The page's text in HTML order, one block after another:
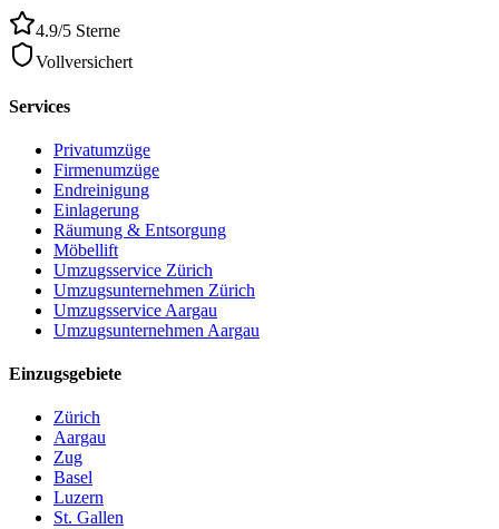
4.9/5 Sterne
Vollversichert
Services
Privatumzüge
Firmenumzüge
Endreinigung
Einlagerung
Räumung & Entsorgung
Möbellift
Umzugsservice Zürich
Umzugsunternehmen Zürich
Umzugsservice Aargau
Umzugsunternehmen Aargau
Einzugsgebiete
Zürich
Aargau
Zug
Basel
Luzern
St. Gallen